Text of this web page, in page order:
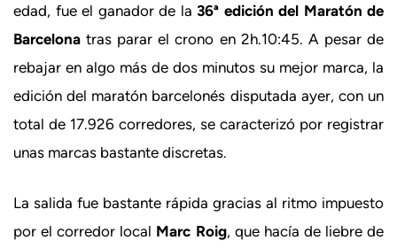
edad, fue el ganador de la 36ª edición del Maratón de
Barcelona tras parar el crono en 2h.10:45. A pesar de
rebajar en algo más de dos minutos su mejor marca, la
edición del maratón barcelonés disputada ayer, con un
total de 17.926 corredores, se caracterizó por registrar
unas marcas bastante discretas.
La salida fue bastante rápida gracias al ritmo impuesto
por el corredor local Marc Roig, que hacía de liebre de